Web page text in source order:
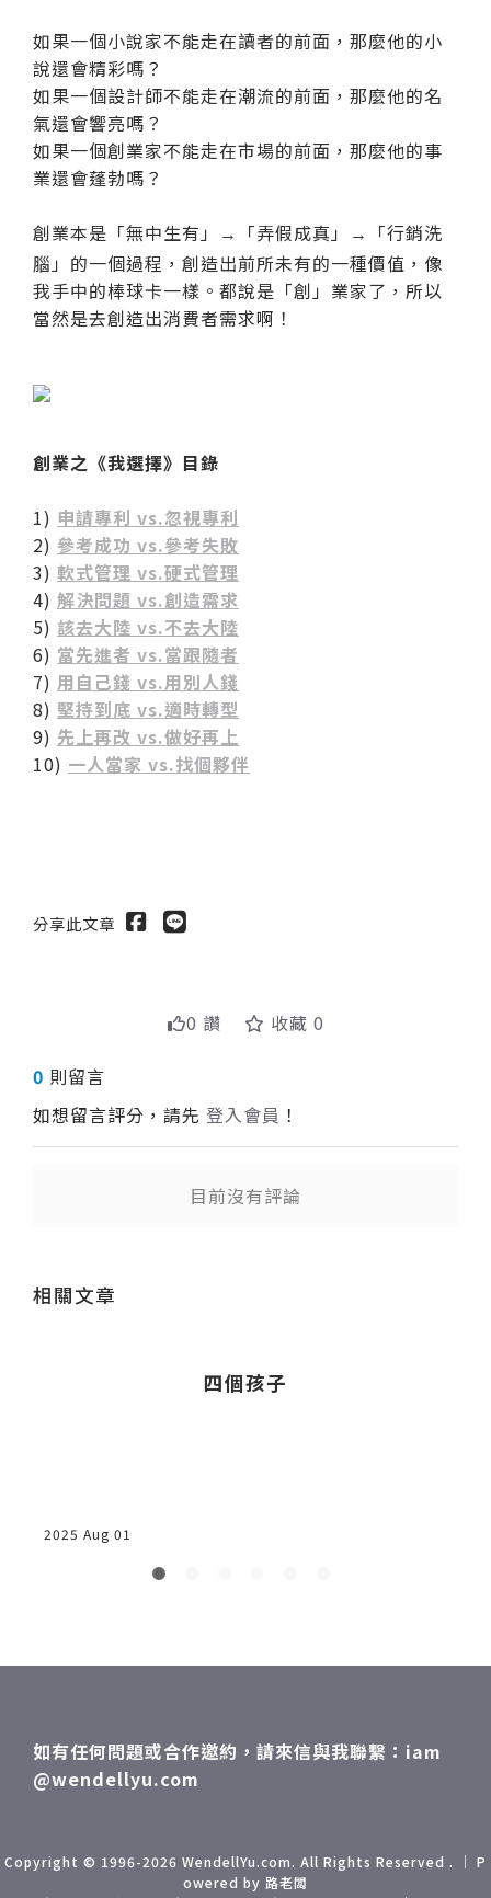
如果一個小說家不能走在讀者的前面，那麼他的小
說還會精彩嗎？
如果一個設計師不能走在潮流的前面，那麼他的名
氣還會響亮嗎？
如果一個創業家不能走在市場的前面，那麼他的事
業還會蓬勃嗎？
創業本是「無中生有」 → 「弄假成真」 →
「行銷洗
腦」的一個過程，創造出前所未有的一種價值，像
我手中的棒球卡一樣。都說是「創」業家了，所以
當然是去創造出消費者需求啊！
創業之《我選擇》目錄
1) 申請專利 vs.忽視專利
2) 參考成功 vs.參考失敗
3) 軟式管理 vs.硬式管理
4) 解決問題 vs.創造需求
5) 該去大陸 vs.不去大陸
6) 當先進者 vs.當跟隨者
7) 用自己錢 vs.用別人錢
8) 堅持到底 vs.適時轉型
9) 先上再改 vs.做好再上
10) 一人當家 vs.找個夥伴
分享此文章
0 讚 收藏 0
0 則留言
如想留言評分，請先 登入會員 ！
目前沒有評論
相關文章
四個孩子
2025 Aug 01
如有任何問題或合作邀約，請來信與我聯繫：iam
@wendellyu.com
Copyright © 1996-2026 WendellYu.com. All Rights Reserved . ｜ P
owered by 路老闆